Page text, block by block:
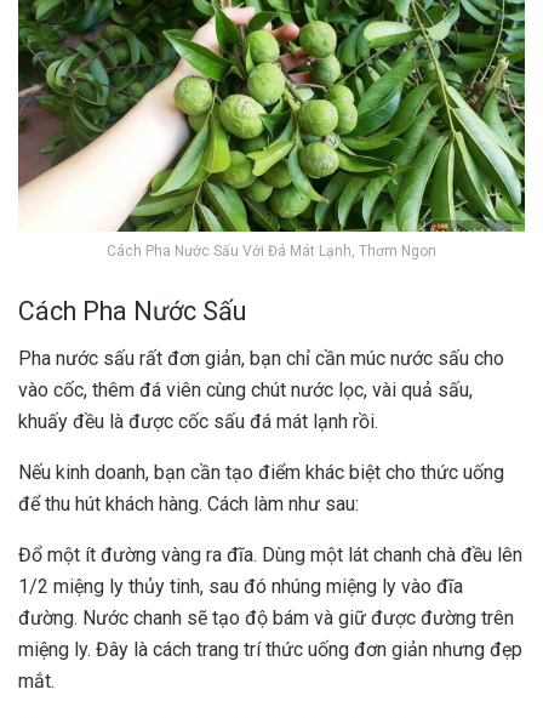
Cách Pha Nước Sấu Với Đá Mát Lạnh, Thơm Ngon
Cách Pha Nước Sấu
Pha nước sấu rất đơn giản, bạn chỉ cần múc nước sấu cho
vào cốc, thêm đá viên cùng chút nước lọc, vài quả sấu,
khuấy đều là được cốc sấu đá mát lạnh rồi.
Nếu kinh doanh, bạn cần tạo điểm khác biệt cho thức uống
để thu hút khách hàng. Cách làm như sau:
Đổ một ít đường vàng ra đĩa. Dùng một lát chanh chà đều lên
1/2 miệng ly thủy tinh, sau đó nhúng miệng ly vào đĩa
đường. Nước chanh sẽ tạo độ bám và giữ được đường trên
miệng ly. Đây là cách trang trí thức uống đơn giản nhưng đẹp
mắt.